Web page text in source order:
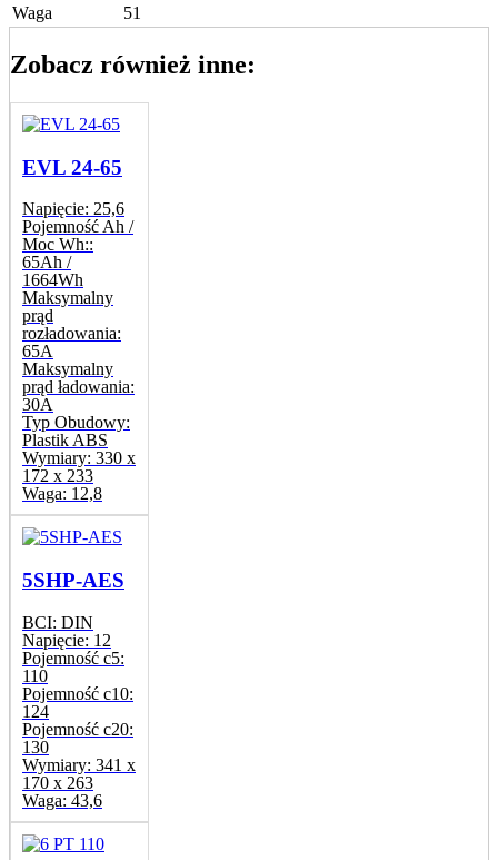
Waga
51
Zobacz również inne:
EVL 24-65
Napięcie: 25,6
Pojemność Ah /
Moc Wh::
65Ah /
1664Wh
Maksymalny
prąd
rozładowania:
65A
Maksymalny
prąd ładowania:
30A
Typ Obudowy:
Plastik ABS
Wymiary: 330 x
172 x 233
Waga: 12,8
5SHP-AES
BCI: DIN
Napięcie: 12
Pojemność c5:
110
Pojemność c10:
124
Pojemność c20:
130
Wymiary: 341 x
170 x 263
Waga: 43,6